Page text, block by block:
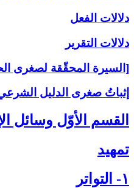
دلالات الفعل
دلالات التقرير
[السيرة المحقّقة لصغرى
إثباتُ‏ صغرى‏ الدليل
القسم الأوّل وسائل
تمهيد
۱- التواتر